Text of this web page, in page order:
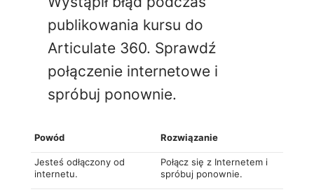
publikowania kursu do
Articulate 360. Sprawdź
połączenie internetowe i
spróbuj ponownie.
Powód Rozwiązanie
Jesteś odłączony od
internetu.
Połącz się z Internetem i
spróbuj ponownie.